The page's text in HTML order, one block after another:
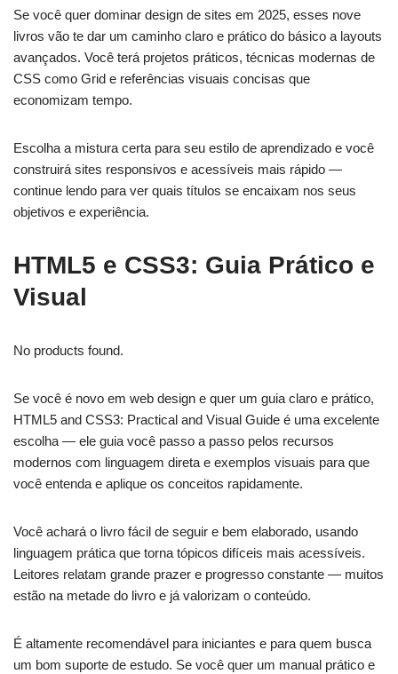
Se você quer dominar design de sites em 2025, esses nove
livros vão te dar um caminho claro e prático do básico a layouts
avançados. Você terá projetos práticos, técnicas modernas de
CSS como Grid e referências visuais concisas que
economizam tempo.
Escolha a mistura certa para seu estilo de aprendizado e você
construirá sites responsivos e acessíveis mais rápido —
continue lendo para ver quais títulos se encaixam nos seus
objetivos e experiência.
HTML5 e CSS3: Guia Prático e
Visual
No products found.
Se você é novo em web design e quer um guia claro e prático,
HTML5 and CSS3: Practical and Visual Guide é uma excelente
escolha — ele guia você passo a passo pelos recursos
modernos com linguagem direta e exemplos visuais para que
você entenda e aplique os conceitos rapidamente.
Você achará o livro fácil de seguir e bem elaborado, usando
linguagem prática que torna tópicos difíceis mais acessíveis.
Leitores relatam grande prazer e progresso constante — muitos
estão na metade do livro e já valorizam o conteúdo.
É altamente recomendável para iniciantes e para quem busca
um bom suporte de estudo. Se você quer um manual prático e